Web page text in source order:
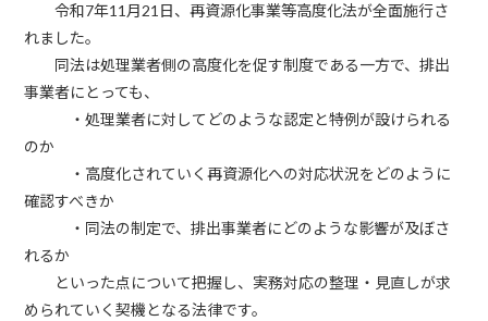
令和7年11 月21 日、再資源化事業等高度化法が全面施行さ
れました。
同法は処理業者側の高度化を促す制度である一方で、排出
事業者にとっても、
・処理業者に対してどのような認定と特例が設けられる
のか
・高度化されていく再資源化への対応状況をどのように
確認すべきか
・同法の制定で、排出事業者にどのような影響が及ぼさ
れるか
といった点について把握し、実務対応の整理・見直しが求
められていく契機となる法律です。